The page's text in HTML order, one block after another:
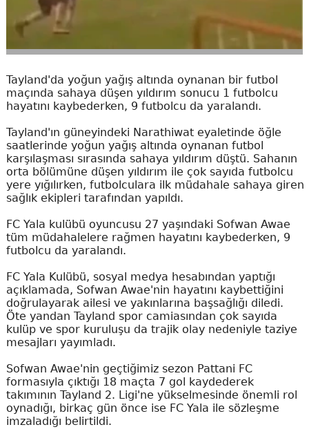
Tayland'da yoğun yağış altında oynanan bir futbol
maçında sahaya düşen yıldırım sonucu 1 futbolcu
hayatını kaybederken, 9 futbolcu da yaralandı.
Tayland'ın güneyindeki Narathiwat eyaletinde öğle
saatlerinde yoğun yağış altında oynanan futbol
karşılaşması sırasında sahaya yıldırım düştü. Sahanın
orta bölümüne düşen yıldırım ile çok sayıda futbolcu
yere yığılırken, futbolculara ilk müdahale sahaya giren
sağlık ekipleri tarafından yapıldı.
FC Yala kulübü oyuncusu 27 yaşındaki Sofwan Awae
tüm müdahalelere rağmen hayatını kaybederken, 9
futbolcu da yaralandı.
FC Yala Kulübü, sosyal medya hesabından yaptığı
açıklamada, Sofwan Awae'nin hayatını kaybettiğini
doğrulayarak ailesi ve yakınlarına başsağlığı diledi.
Öte yandan Tayland spor camiasından çok sayıda
kulüp ve spor kuruluşu da trajik olay nedeniyle taziye
mesajları yayımladı.
Sofwan Awae'nin geçtiğimiz sezon Pattani FC
formasıyla çıktığı 18 maçta 7 gol kaydederek
takımının Tayland 2. Ligi'ne yükselmesinde önemli rol
oynadığı, birkaç gün önce ise FC Yala ile sözleşme
imzaladığı belirtildi.